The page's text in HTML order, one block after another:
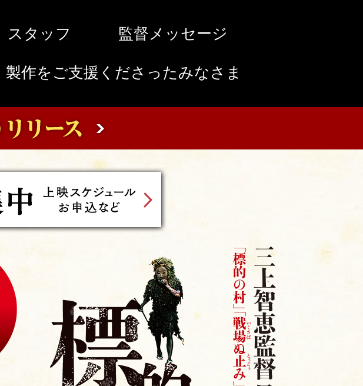
スタッフ 監督メッセージ
製作をご支援くださったみなさま